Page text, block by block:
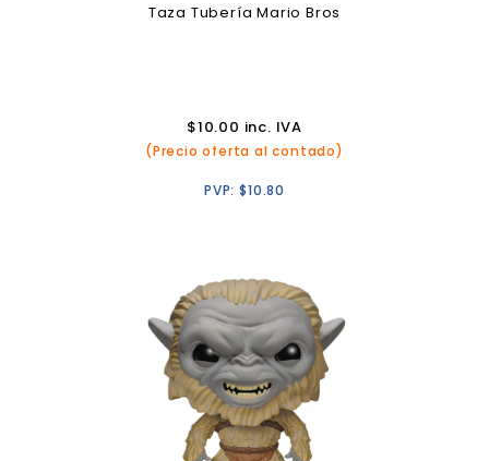
Taza Tubería Mario Bros
$10.00 inc. IVA
(Precio oferta al contado)
PVP:$10.80